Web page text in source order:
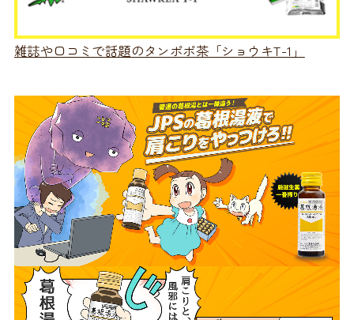
雑誌や口コミで話題のタンポポ茶「ショウキT-1」